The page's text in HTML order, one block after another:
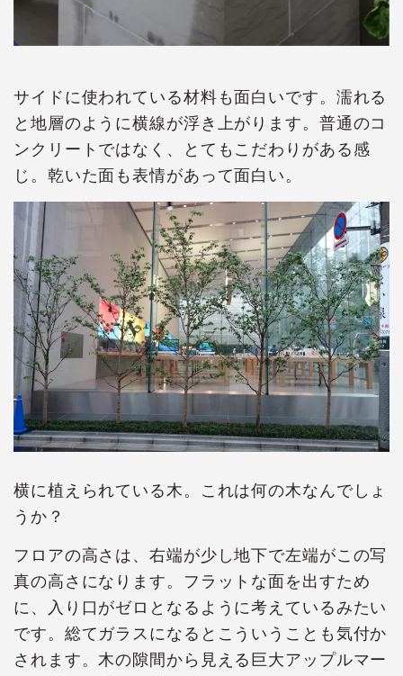
サイドに使われている材料も面白いです。濡れる
と地層のように横線が浮き上がります。普通のコ
ンクリートではなく、とてもこだわりがある感
じ。乾いた面も表情があって面白い。
横に植えられている木。これは何の木なんでしょ
うか？
フロアの高さは、右端が少し地下で左端がこの写
真の高さになります。フラットな面を出すため
に、入り口がゼロとなるように考えているみたい
です。総てガラスになるとこういうことも気付か
されます。木の隙間から見える巨大アップルマー